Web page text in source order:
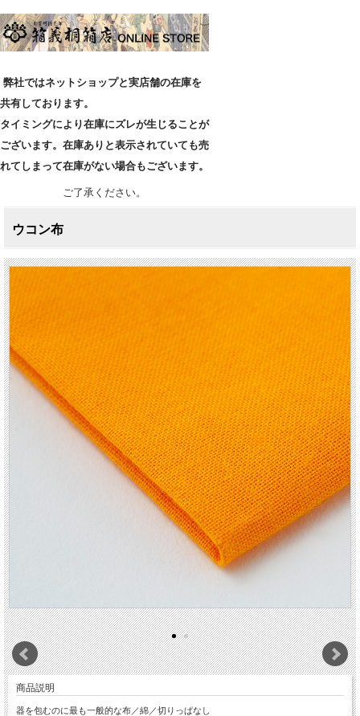
弊社ではネットショップと実店舗の在庫を
共有しております。
タイミングにより在庫にズレが生じることが
ございます。在庫ありと表示されていても売
れてしまって在庫がない場合もございます。
ご了承ください。
ウコン布
商品説明
器を包むのに最も一般的な布／綿／切りっぱなし